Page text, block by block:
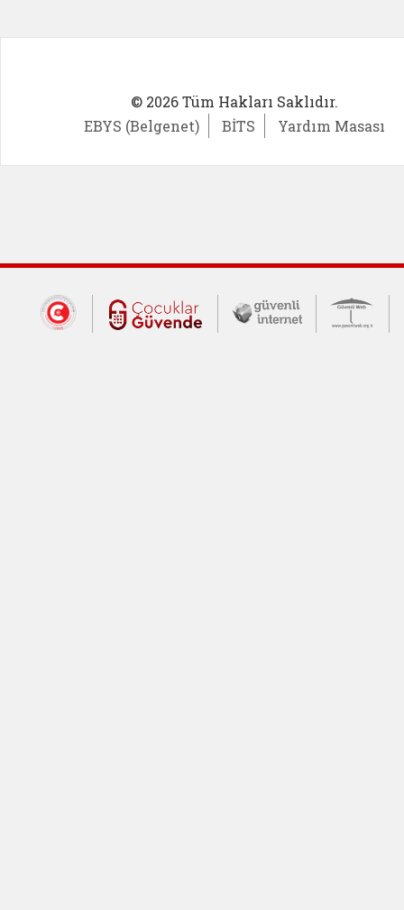
© 2026 Tüm Hakları Saklıdır.
EBYS (Belgenet)
BİTS Yardım Masası
Dış Bağlantılar
Cumhurbaşkanlığı İletişim Merkezi
Çocuklar Güvende (yeni
Güvenli